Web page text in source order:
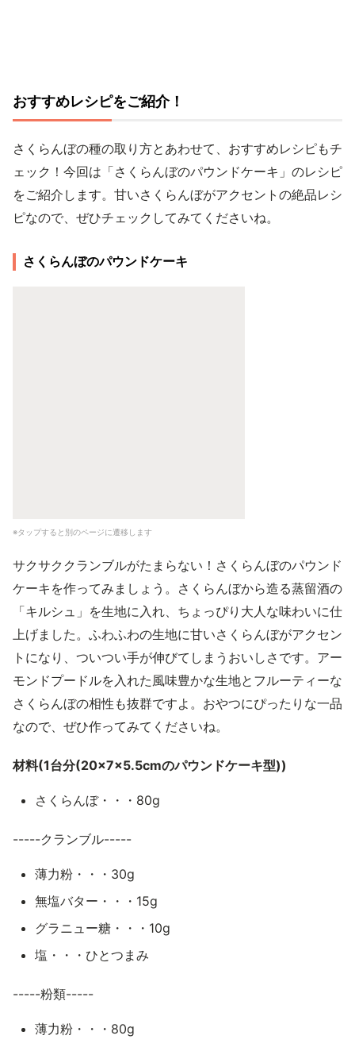
おすすめレシピをご紹介！
さくらんぼの種の取り方とあわせて、おすすめレシピもチ
ェック！今回は「さくらんぼのパウンドケーキ」のレシピ
をご紹介します。甘いさくらんぼがアクセントの絶品レシ
ピなので、ぜひチェックしてみてくださいね。
さくらんぼのパウンドケーキ
※タップすると別のページに遷移します
サクサククランブルがたまらない！さくらんぼのパウンド
ケーキを作ってみましょう。さくらんぼから造る蒸留酒の
「キルシュ」を生地に入れ、ちょっぴり大人な味わいに仕
上げました。ふわふわの生地に甘いさくらんぼがアクセン
トになり、ついつい手が伸びてしまうおいしさです。アー
モンドプードルを入れた風味豊かな生地とフルーティーな
さくらんぼの相性も抜群ですよ。おやつにぴったりな一品
なので、ぜひ作ってみてくださいね。
材料(1台分(20×7×5.5cmのパウンドケーキ型))
さくらんぼ・・・80g
-----クランブル-----
薄力粉・・・30g
無塩バター・・・15g
グラニュー糖・・・10g
塩・・・ひとつまみ
-----粉類-----
薄力粉・・・80g